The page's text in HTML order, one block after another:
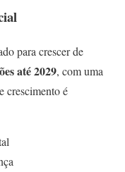
para crescer de
até 2029, com uma
crescimento é